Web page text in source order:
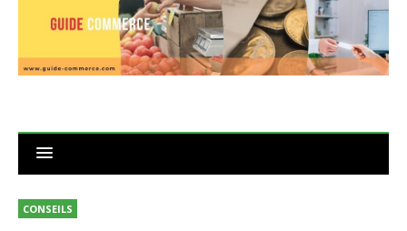
CONSEILS